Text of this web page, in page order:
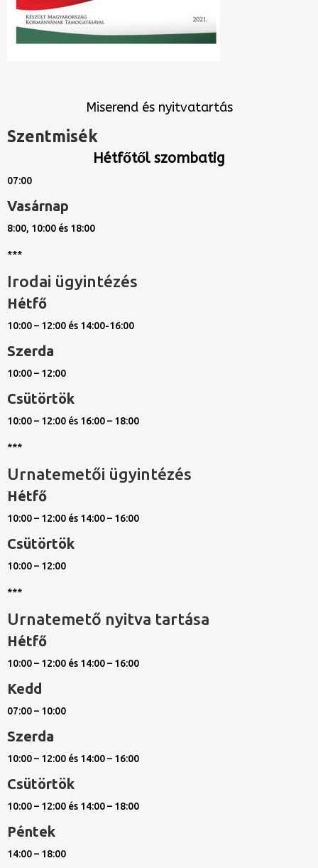
Miserend és nyitvatartás
Szentmisék
Hétfőtől szombatig
07:00
Vasárnap
8:00, 10:00 és 18:00
***
Irodai ügyintézés
Hétfő
10:00 – 12:00 és 14:00-16:00
Szerda
10:00 – 12:00
Csütörtök
10:00 – 12:00 és 16:00 – 18:00
***
Urnatemetői ügyintézés
Hétfő
10:00 – 12:00 és 14:00 – 16:00
Csütörtök
10:00 – 12:00
***
Urnatemető nyitva tartása
Hétfő
10:00 – 12:00 és 14:00 – 16:00
Kedd
07:00 – 10:00
Szerda
10:00 – 12:00 és 14:00 – 16:00
Csütörtök
10:00 – 12:00 és 14:00 – 18:00
Péntek
14:00 – 18:00